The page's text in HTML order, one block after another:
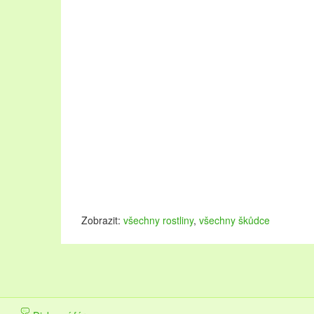
Zobrazit: všechny rostliny, všechny škůdce